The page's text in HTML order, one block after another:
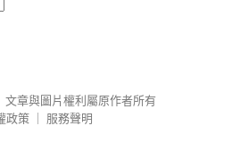
文章與圖片權利屬原作者所有
政策
服務聲明